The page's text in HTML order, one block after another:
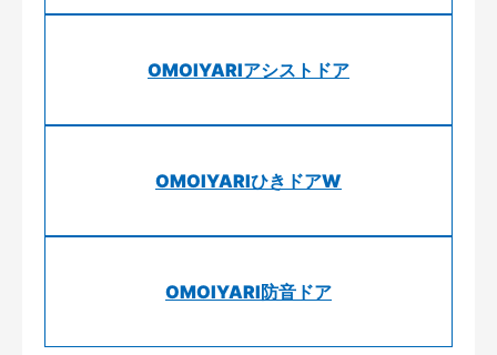
OMOIYARIアシストドア
OMOIYARIひきドアW
OMOIYARI防音ドア